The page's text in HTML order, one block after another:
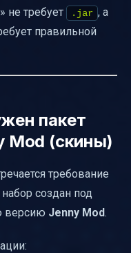
не требует .jar , а
правильной
пакет
Mod (скины)
требование
создан под
версию Jenny Mod.